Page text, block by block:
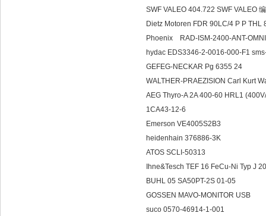
SWF VALEO 404.722 SWF VALEO
Dietz Motoren FDR 90LC/4 P P
Phoenix RAD-ISM-2400-ANT-
hydac EDS3346-2-0016-000-F1
GEFEG-NECKAR Pg 6355 24
WALTHER-PRAEZISION Carl Kurt
AEG Thyro-A 2A 400-60 HRL1
1CA43-12-6
Emerson VE4005S2B3
heidenhain 376886-3K
ATOS SCLI-50313
Ihne&Tesch TEF 16 FeCu-Ni Typ J
BUHL 05 SA50PT-2S 01-05
GOSSEN MAVO-MONITOR USB
suco 0570-46914-1-001